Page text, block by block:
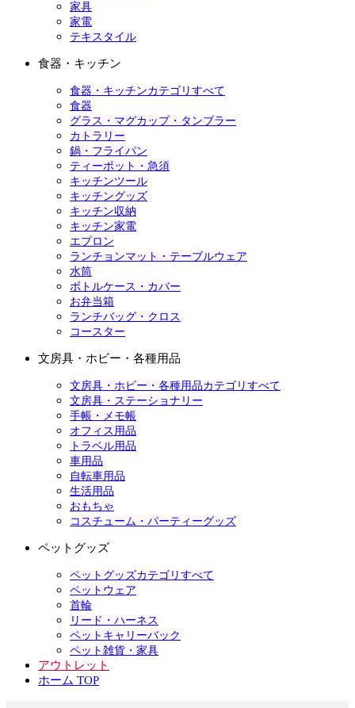
家具
家電
テキスタイル
食器・キッチン
食器・キッチンカテゴリすべて
食器
グラス・マグカップ・タンブラー
カトラリー
鍋・フライパン
ティーポット・急須
キッチンツール
キッチングッズ
キッチン収納
キッチン家電
エプロン
ランチョンマット・テーブルウェア
水筒
ボトルケース・カバー
お弁当箱
ランチバッグ・クロス
コースター
文房具・ホビー・各種用品
文房具・ホビー・各種用品カテゴリすべて
文房具・ステーショナリー
手帳・メモ帳
オフィス用品
トラベル用品
車用品
自転車用品
生活用品
おもちゃ
コスチューム・パーティーグッズ
ペットグッズ
ペットグッズカテゴリすべて
ペットウェア
首輪
リード・ハーネス
ペットキャリーバック
ペット雑貨・家具
アウトレット
ホーム TOP